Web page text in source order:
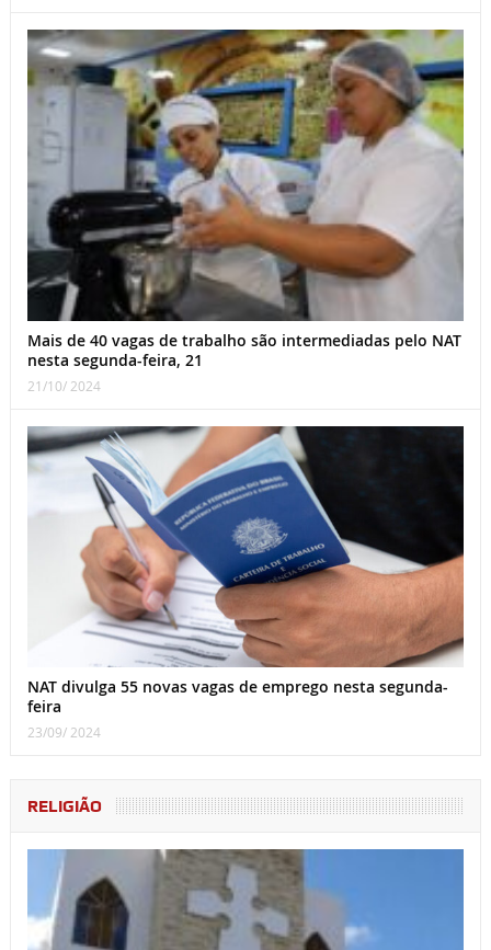
Mais de 40 vagas de trabalho são intermediadas pelo NAT
nesta segunda-feira, 21
21/10/ 2024
NAT divulga 55 novas vagas de emprego nesta segunda-
feira
23/09/ 2024
RELIGIÃO